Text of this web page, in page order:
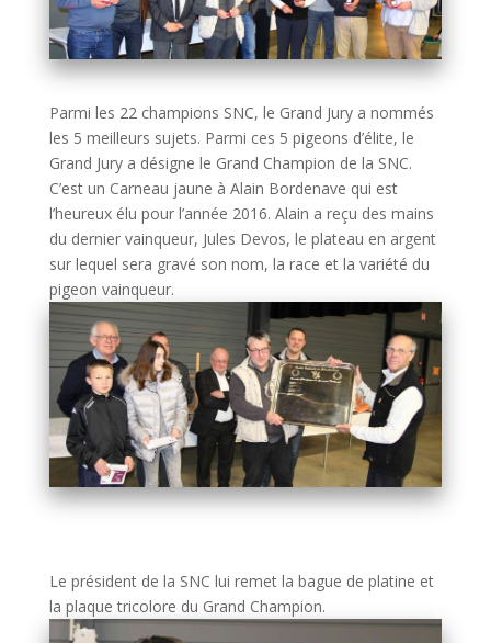
Parmi les 22 champions SNC, le Grand Jury a nommés
les 5 meilleurs sujets. Parmi ces 5 pigeons d’élite, le
Grand Jury a désigne le Grand Champion de la SNC.
C’est un Carneau jaune à Alain Bordenave qui est
l’heureux élu pour l’année 2016. Alain a reçu des mains
du dernier vainqueur, Jules Devos, le plateau en argent
sur lequel sera gravé son nom, la race et la variété du
pigeon vainqueur.
Le président de la SNC lui remet la bague de platine et
la plaque tricolore du Grand Champion.